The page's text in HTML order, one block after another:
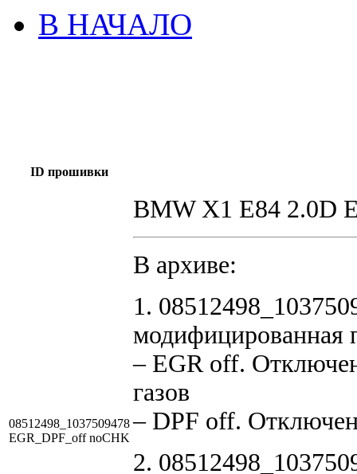
В НАЧАЛО
ID прошивки
08512498_1037509478
EGR_DPF_off noCHK
BMW X1 E84 2.0D
В архиве:
1.
модифицированная
– EGR off.
газов
– DPF off.
2.